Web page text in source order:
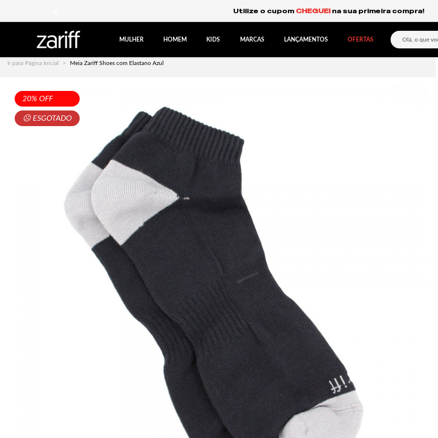
Frete Grátis Expresso para o Sul e São Paulo.
MULHER HOMEM KIDS MARCAS LANÇAMENTOS OFERTAS
Ir para Página Inicial Meia Zariff Shoes com Elastano Azul
20% OFF
☹ ESGOTADO